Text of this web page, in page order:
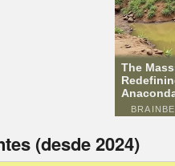
(desde 2024)